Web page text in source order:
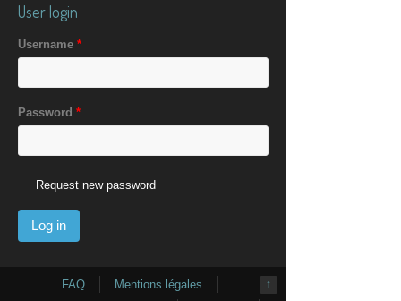
User login
Username *
Password *
Request new password
↑
FAQ
Mentions légales